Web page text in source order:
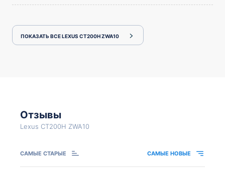
ПОКАЗАТЬ ВСЕ LEXUS CT200H ZWA10
Отзывы
Lexus CT200H ZWA10
САМЫЕ СТАРЫЕ САМЫЕ НОВЫЕ